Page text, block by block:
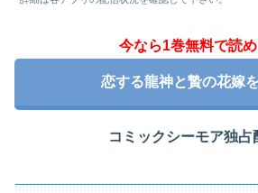
今なら1巻無料で読め
恋する龍神と贄の花嫁
コミックシーモア独占